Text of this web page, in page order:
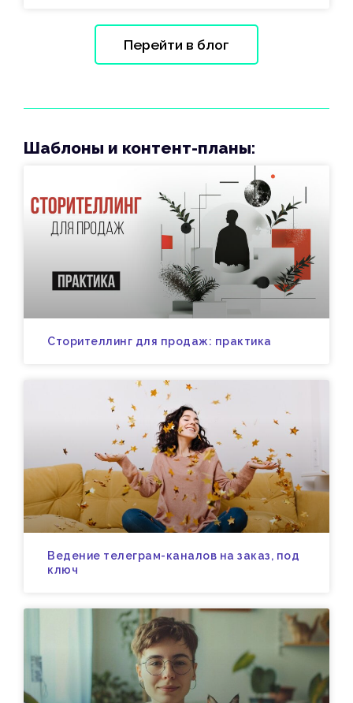
Перейти в блог
Шаблоны и контент-планы:
Сторителлинг для продаж: практика
Ведение телеграм-каналов на заказ, под
ключ